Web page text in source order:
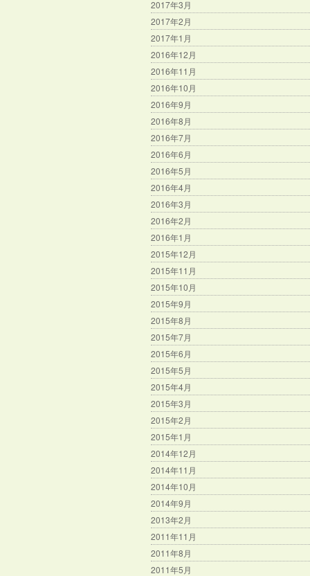
2017年3月
2017年2月
2017年1月
2016年12月
2016年11月
2016年10月
2016年9月
2016年8月
2016年7月
2016年6月
2016年5月
2016年4月
2016年3月
2016年2月
2016年1月
2015年12月
2015年11月
2015年10月
2015年9月
2015年8月
2015年7月
2015年6月
2015年5月
2015年4月
2015年3月
2015年2月
2015年1月
2014年12月
2014年11月
2014年10月
2014年9月
2013年2月
2011年11月
2011年8月
2011年5月